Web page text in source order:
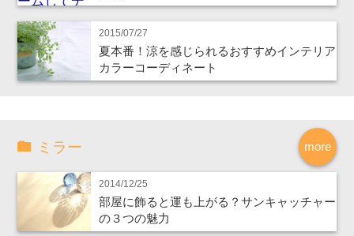
2015/07/27
夏本番！涼を感じられるおすすめインテリア
カラーコーディネート
more
ミラー
2014/12/25
部屋に飾ると運も上がる？サンキャッチャー
の３つの魅力